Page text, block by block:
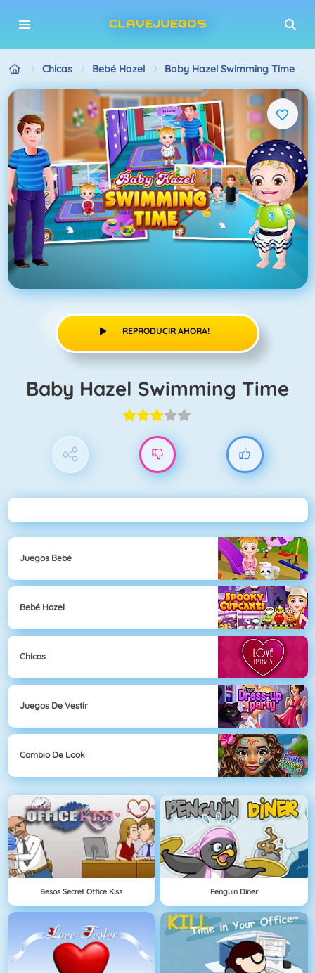
Chicas Bebé Hazel Baby Hazel Swimming Time
REPRODUCIR AHORA!
Baby Hazel Swimming Time
Juegos Bebé
Bebé Hazel
Chicas
Juegos De Vestir
Cambio De Look
Besos Secret Office Kiss Penguin Diner